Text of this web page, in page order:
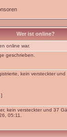
Wer ist online?
online war.
geschrieben.
kein versteckter
]
kein versteckter und 37
05:11.